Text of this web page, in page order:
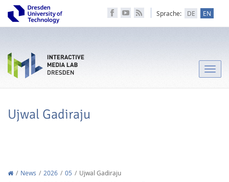
Sprache: DE EN
Toggle
Ujwal Gadiraju
News 2026 05
Ujwal Gadiraju